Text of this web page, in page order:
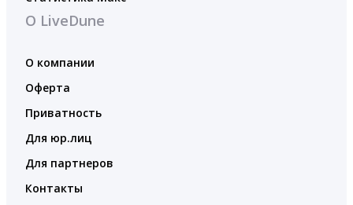
О LiveDune
О компании
Оферта
Приватность
Для юр.лиц
Для партнеров
Контакты